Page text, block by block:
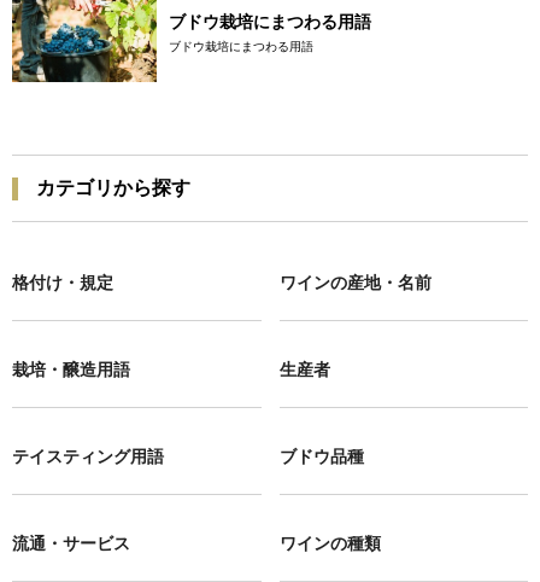
ブドウ栽培にまつわる用語
ブドウ栽培にまつわる用語
カテゴリから探す
格付け・規定 ワインの産地・名前
栽培・醸造用語 生産者
テイスティング用語 ブドウ品種
流通・サービス ワインの種類